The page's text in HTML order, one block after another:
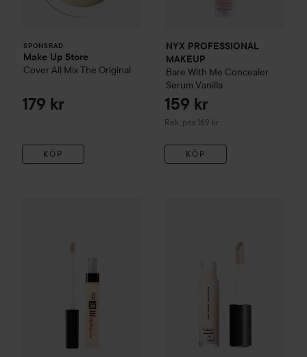
SPONSRAD
Make Up Store
Cover All MixThe Original
179 kr
KÖP
NYX PROFESSIONAL
MAKEUP
Bare With Me Concealer
SerumVanilla
159 kr
Rek. pris 169 kr
Rekommenderat pris 169 kr
KÖP